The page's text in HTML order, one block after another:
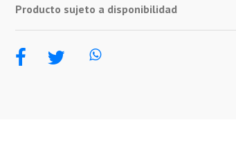
Producto sujeto a disponibilidad